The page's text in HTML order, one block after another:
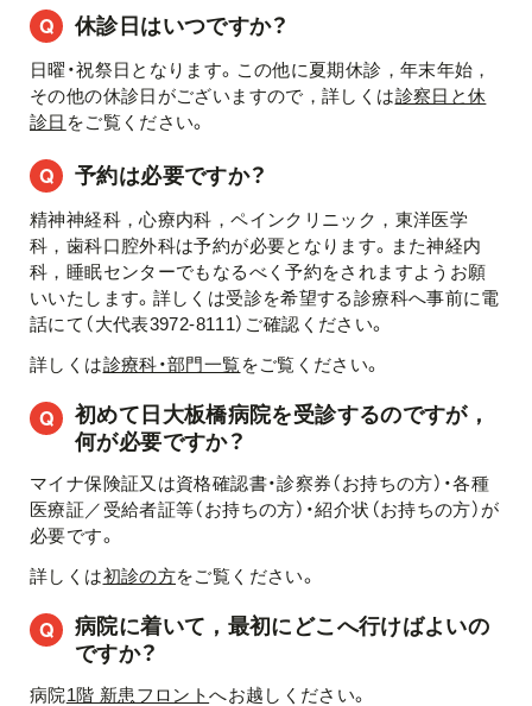
休診日はいつですか？
日曜・祝祭日となります。この他に夏期休診，年末年始，
その他の休診日がございますので，詳しくは診察日と休
診日 をご覧ください。
予約は必要ですか？
精神神経科，心療内科，ペインクリニック，東洋医学
科，歯科口腔外科は予約が必要となります。また神経内
科，睡眠センターでもなるべく予約をされますようお願
いいたします。詳しくは受診を希望する診療科へ事前に電
話にて（大代表3972-8111）ご確認ください。
詳しくは診療科・部門一覧をご覧ください。
初めて日大板橋病院を受診するのですが，
何が必要ですか？
マイナ保険証又は資格確認書・診察券（お持ちの方）・各種
医療証／受給者証等（お持ちの方）・紹介状（お持ちの方）が
必要です。
詳しくは初診の方をご覧ください。
病院に着いて，最初にどこへ行けばよいの
ですか？
病院1階 新患フロントへお越しください。